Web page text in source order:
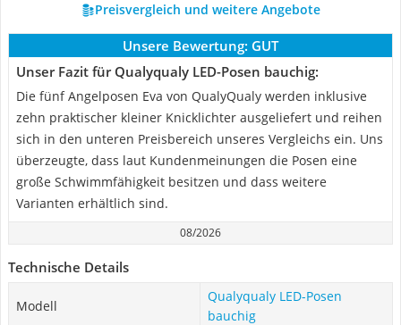
Preisvergleich und weitere Angebote
Unsere Bewertung: GUT
Unser Fazit für Qualyqualy LED-Posen bauchig:
Die fünf Angelposen Eva von QualyQualy werden inklusive
zehn praktischer kleiner Knicklichter ausgeliefert und reihen
sich in den unteren Preisbereich unseres Vergleichs ein. Uns
überzeugte, dass laut Kundenmeinungen die Posen eine
große Schwimmfähigkeit besitzen und dass weitere
Varianten erhältlich sind.
08/2026
Technische Details
Modell
Qualyqualy LED-Posen
bauchig